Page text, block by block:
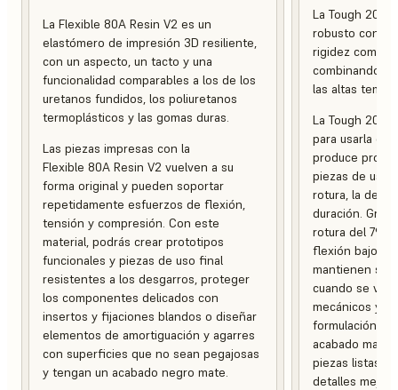
La Flexible 80A Resin V2 es un
elastómero de impresión 3D resiliente,
con un aspecto, un tacto y una
funcionalidad comparables a los de los
uretanos fundidos, los poliuretanos
termoplásticos y las gomas duras.
Las piezas impresas con la
Flexible 80A Resin V2 vuelven a su
forma original y pueden soportar
repetidamente esfuerzos de flexión,
tensión y compresión. Con este
material, podrás crear prototipos
funcionales y piezas de uso final
resistentes a los desgarros, proteger
los componentes delicados con
insertos y fijaciones blandos o diseñar
elementos de amortiguación y agarres
con superficies que no sean pegajosas
y tengan un acabado negro mate.
La Tough
robusto con
rigidez
combinando
las altas
La Tough
para usarla en
produce
piezas de uso
rotura, la
duración.
rotura del 79
flexión bajo
mantienen su
cuando se
mecánicos y
formulación es
acabado
piezas listas
detalles